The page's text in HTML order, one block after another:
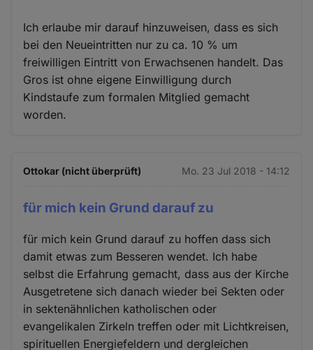
Ich erlaube mir darauf hinzuweisen, dass es sich
bei den Neueintritten nur zu ca. 10 % um
freiwilligen Eintritt von Erwachsenen handelt. Das
Gros ist ohne eigene Einwilligung durch
Kindstaufe zum formalen Mitglied gemacht
worden.
Ottokar (nicht überprüft) Mo. 23 Jul 2018 - 14:12
für mich kein Grund darauf zu
für mich kein Grund darauf zu hoffen dass sich
damit etwas zum Besseren wendet. Ich habe
selbst die Erfahrung gemacht, dass aus der Kirche
Ausgetretene sich danach wieder bei Sekten oder
in sektenähnlichen katholischen oder
evangelikalen Zirkeln treffen oder mit Lichtkreisen,
spirituellen Energiefeldern und dergleichen